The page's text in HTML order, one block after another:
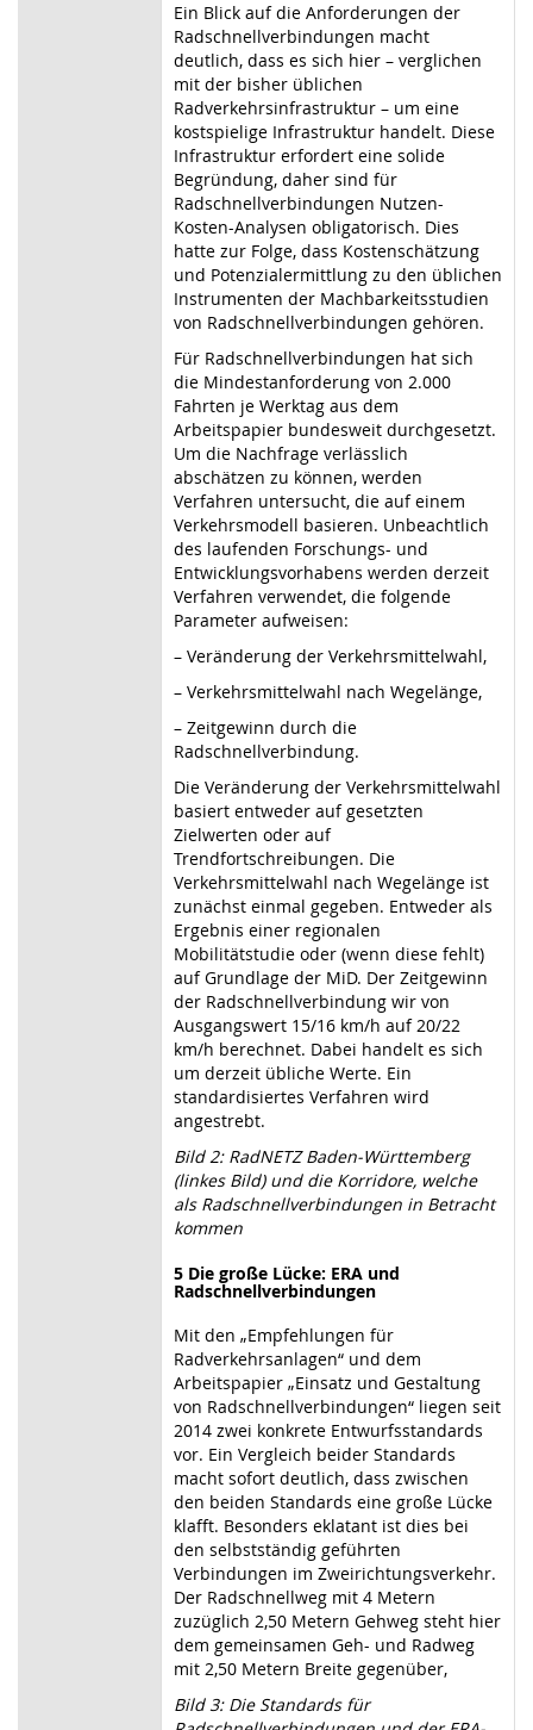
Ein Blick auf die Anforderungen der
Radschnellverbindungen macht
deutlich, dass es sich hier – verglichen
mit der bisher üblichen
Radverkehrsinfrastruktur – um eine
kostspielige Infrastruktur handelt. Diese
Infrastruktur erfordert eine solide
Begründung, daher sind für
Radschnellverbindungen Nutzen-
Kosten-Analysen obligatorisch. Dies
hatte zur Folge, dass Kostenschätzung
und Potenzialermittlung zu den üblichen
Instrumenten der Machbarkeitsstudien
von Radschnellverbindungen gehören.
Für Radschnellverbindungen hat sich
die Mindestanforderung von 2.000
Fahrten je Werktag aus dem
Arbeitspapier bundesweit durchgesetzt.
Um die Nachfrage verlässlich
abschätzen zu können, werden
Verfahren untersucht, die auf einem
Verkehrsmodell basieren. Unbeachtlich
des laufenden Forschungs- und
Entwicklungsvorhabens werden derzeit
Verfahren verwendet, die folgende
Parameter aufweisen:
– Veränderung der Verkehrsmittelwahl,
– Verkehrsmittelwahl nach Wegelänge,
– Zeitgewinn durch die
Radschnellverbindung.
Die Veränderung der Verkehrsmittelwahl
basiert entweder auf gesetzten
Zielwerten oder auf
Trendfortschreibungen. Die
Verkehrsmittelwahl nach Wegelänge ist
zunächst einmal gegeben. Entweder als
Ergebnis einer regionalen
Mobilitätstudie oder (wenn diese fehlt)
auf Grundlage der MiD. Der Zeitgewinn
der Radschnellverbindung wir von
Ausgangswert 15/16 km/h auf 20/22
km/h berechnet. Dabei handelt es sich
um derzeit übliche Werte. Ein
standardisiertes Verfahren wird
angestrebt.
Bild 2: RadNETZ Baden-Württemberg
(linkes Bild) und die Korridore, welche
als Radschnellverbindungen in Betracht
kommen
5 Die große Lücke: ERA und
Radschnellverbindungen
Mit den „Empfehlungen für
Radverkehrsanlagen“ und dem
Arbeitspapier „Einsatz und Gestaltung
von Radschnellverbindungen“ liegen seit
2014 zwei konkrete Entwurfsstandards
vor. Ein Vergleich beider Standards
macht sofort deutlich, dass zwischen
den beiden Standards eine große Lücke
klafft. Besonders eklatant ist dies bei
den selbstständig geführten
Verbindungen im Zweirichtungsverkehr.
Der Radschnellweg mit 4 Metern
zuzüglich 2,50 Metern Gehweg steht hier
dem gemeinsamen Geh- und Radweg
mit 2,50 Metern Breite gegenüber,
Bild 3: Die Standards für